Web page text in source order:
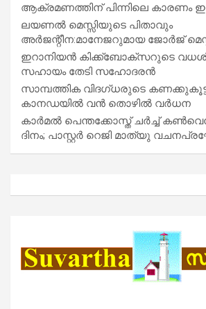
ആക്രമണത്തിന് പിന്നിലെ കാരണം
ലയണൽ മെസ്സിയുടെ പിതാവും
അർജന്റീന:മാനേജറുമായ ജോർജ്
ഇറാനിയൻ കിക്ക്ബോക്സറുടെ
സഹായം തേടി സഹോദരൻ
സാമ്പത്തിക വിദഗ്ധരുടെ
കാനഡയിൽ വൻ തൊഴിൽ വർധന
കാർമൽ പെന്തക്കോസ്ത് ചർച്ച്
ദിനം; പാസ്റ്റർ റെജി മാത്യു